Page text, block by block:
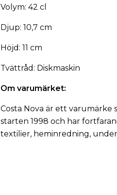
Volym: 42 cl
Djup: 10,7 cm
Höjd: 11 cm
Tvättråd: Diskmaskin
Om varumärket:
Costa Nova är ett
starten 1998 och har
textilier, heminredning,